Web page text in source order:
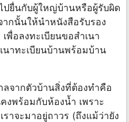
ยื่นกับผู้ใหญ่บ้านหรือผู้รับผิด
กนั้นให้นำหนังสือรับรอง
พื่อลงทะเบียนขอสำเนา
นาทะเบียนบ้านพร้อมบ้าน
ากตัวบ้านสิ่งที่ต้องทำคือ
งพร้อมกับห้องน้ำ เพราะ
ราจะมาอยู่ถาวร (ถึงแม้ว่ายัง